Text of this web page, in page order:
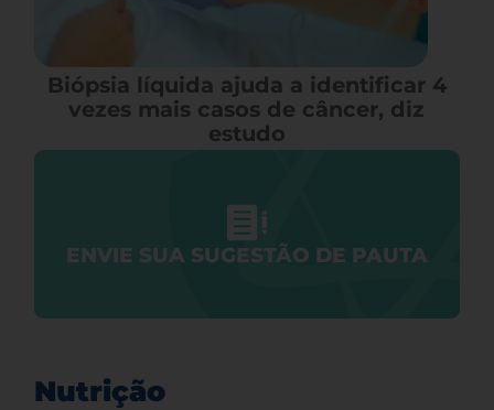
Biópsia líquida ajuda a identificar 4
vezes mais casos de câncer, diz
estudo
ENVIE SUA SUGESTÃO DE PAUTA
Nutrição